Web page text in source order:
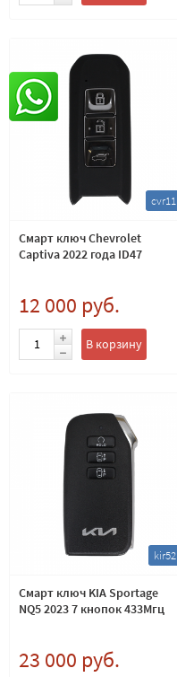
cvr11
Смарт ключ Chevrolet
Captiva 2022 года ID47
12 000 руб.
В корзину
kir52
Смарт ключ KIA Sportage
NQ5 2023 7 кнопок 433Мгц
23 000 руб.